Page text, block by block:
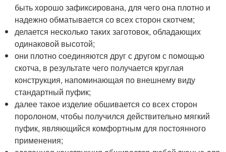
быть хорошо зафиксирована, для чего она плотно и
надежно обматывается со всех сторон скотчем;
делается несколько таких заготовок, обладающих
одинаковой высотой;
они плотно соединяются друг с другом с помощью
скотча, в результате чего получается круглая
конструкция, напоминающая по внешнему виду
стандартный пуфик;
далее такое изделие обшивается со всех сторон
поролоном, чтобы получился действительно мягкий
пуфик, являющийся комфортным для постоянного
применения;